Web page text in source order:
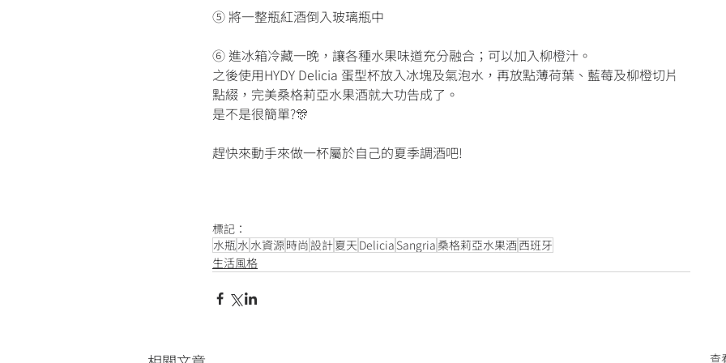
⑤ 將一整瓶紅酒倒入玻璃瓶中
⑥ 進冰箱冷藏一晚，讓各種水果味道充分融合；可以加入柳橙汁。
之後使用HYDY Delicia 蛋型杯放入冰塊及氣泡水，再放點薄荷葉、藍莓及柳橙切片
點綴，完美桑格莉亞水果酒就大功告成了。
是不是很簡單?🎊
趕快來動手來做一杯屬於自己的夏季調酒吧!
標記：
水瓶水水資源時尚 設計夏天 Delicia Sangria 桑格莉亞水果酒西班牙
生活風格
查